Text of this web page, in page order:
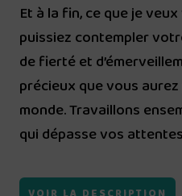
Et à la fin, ce que je
puissiez contempler
de fierté et
précieux que vous
monde. Travaillons
qui dépasse vos